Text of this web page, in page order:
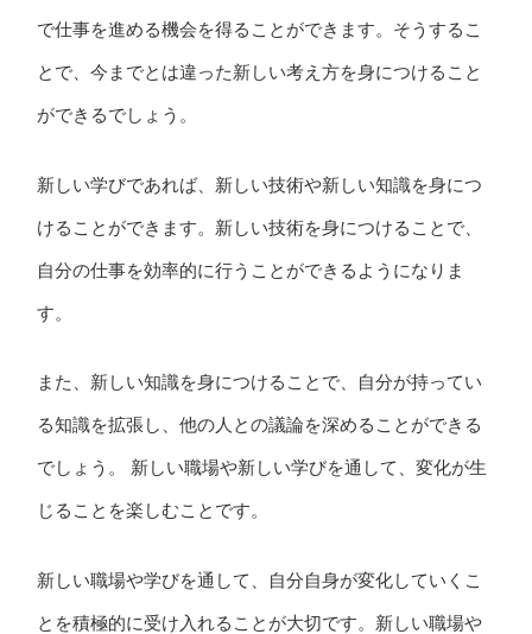
で仕事を進める機会を得ることができます。そうするこ
とで、今までとは違った新しい考え方を身につけること
ができるでしょう。
新しい学びであれば、新しい技術や新しい知識を身につ
けることができます。新しい技術を身につけることで、
自分の仕事を効率的に行うことができるようになりま
す。
また、新しい知識を身につけることで、自分が持ってい
る知識を拡張し、他の人との議論を深めることができる
でしょう。 新しい職場や新しい学びを通して、変化が生
じることを楽しむことです。
新しい職場や学びを通して、自分自身が変化していくこ
とを積極的に受け入れることが大切です。新しい職場や